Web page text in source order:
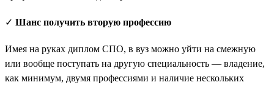
✓ Шанс получить вторую профессию
Имея на руках диплом СПО, в вуз можно уйти на смежную
или вообще поступать на другую специальность — владение,
как минимум, двумя профессиями и наличие нескольких